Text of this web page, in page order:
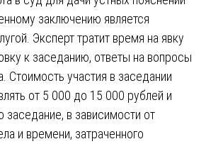
заключению является
Эксперт тратит время на явку
к заседанию, ответы на вопросы
Стоимость участия в заседании
от 5 000 до 15 000 рублей и
заседание, в зависимости от
и времени, затраченного